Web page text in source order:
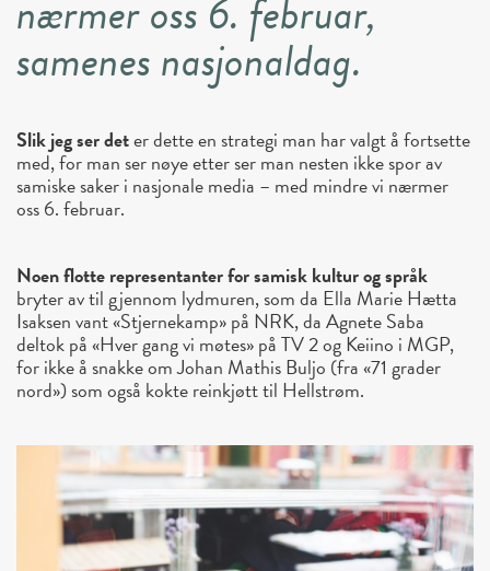
nærmer oss 6. februar,
samenes nasjonaldag.
Slik jeg ser deter dette en strategi man har valgt å fortsette
med, for man ser nøye etter ser man nesten ikke spor av
samiske saker i nasjonale media – med mindre vi nærmer
oss 6. februar.
Noen flotte representanter for samisk kultur og språk
bryter av til gjennom lydmuren, som da Ella Marie Hætta
Isaksen vant «Stjernekamp» på NRK, da Agnete Saba
deltok på «Hver gang vi møtes» på TV 2 og Keiino i MGP,
for ikke å snakke om Johan Mathis Buljo (fra «71 grader
nord») som også kokte reinkjøtt til Hellstrøm.